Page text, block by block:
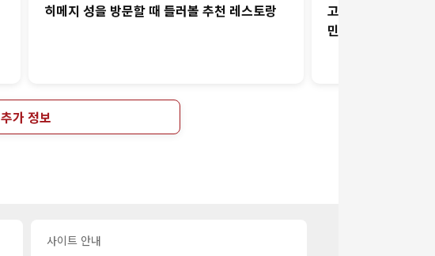
히메지 성을 방문할 때 들러볼 추천 레스토랑
고베・히메지의 추
민에게도 인기 있는
추가 정보
사이트 안내